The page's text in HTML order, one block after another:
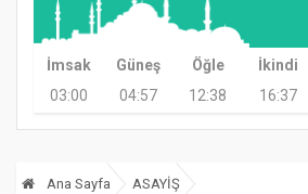
İmsak Güneş Öğle İkindi
03:00
04:57 12:38 16:37
Ana Sayfa ASAYİŞ